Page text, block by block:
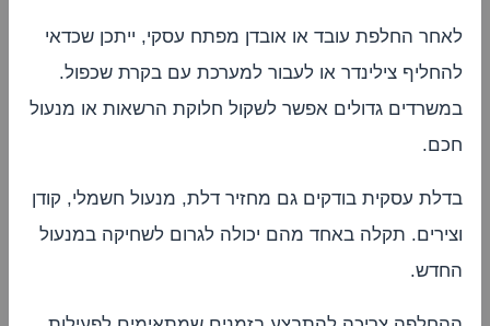
לאחר החלפת עובד או אובדן מפתח עסקי, ייתכן שכדאי
להחליף צילינדר או לעבור למערכת עם בקרת שכפול.
במשרדים גדולים אפשר לשקול חלוקת הרשאות או מנעול
חכם.
בדלת עסקית בודקים גם מחזיר דלת, מנעול חשמלי, קודן
וצירים. תקלה באחד מהם יכולה לגרום לשחיקה במנעול
החדש.